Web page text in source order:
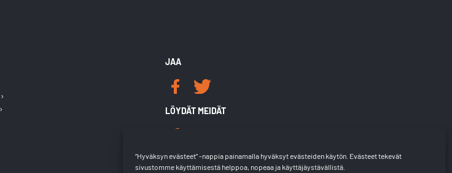
“Hyväksyn evästeet” -nappia painamalla hyväksyt evästeiden käytön. Evästeet tekevät
sivustomme käyttämisestä helppoa, nopeaa ja käyttäjäystävällistä.
JAA
LÖYDÄT MEIDÄT